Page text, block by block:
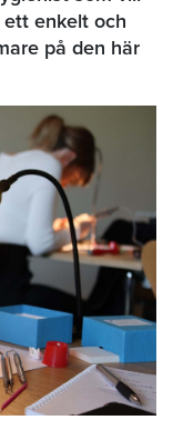
enkelt och
på den här